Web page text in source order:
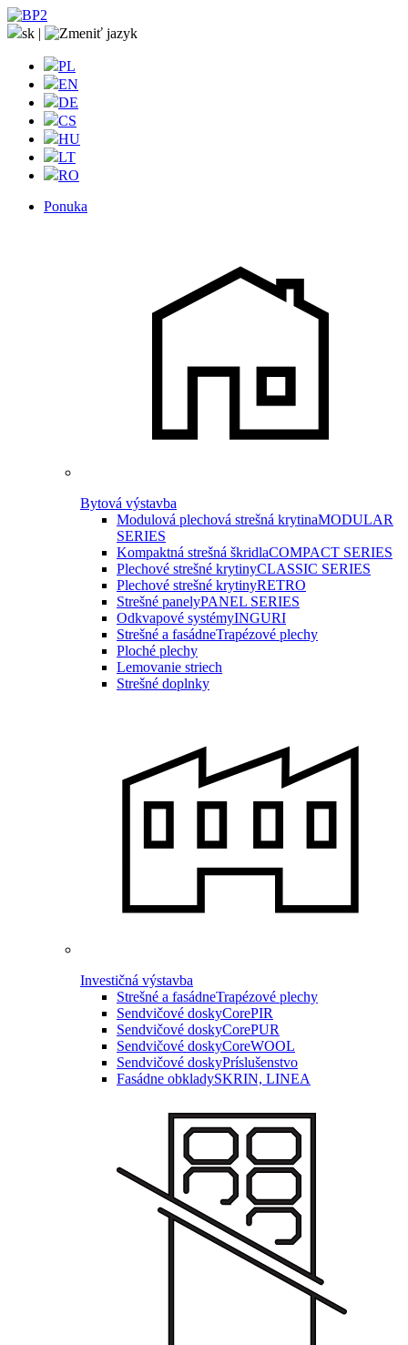
sk |
PL
EN
DE
CS
HU
LT
RO
Ponuka
Bytová výstavba
Modulová plechová strešná krytinaMODULAR
SERIES
Kompaktná strešná škridlaCOMPACT SERIES
Plechové strešné krytinyCLASSIC SERIES
Plechové strešné krytinyRETRO
Strešné panelyPANEL SERIES
Odkvapové systémyINGURI
Strešné a fasádneTrapézové plechy
Ploché plechy
Lemovanie striech
Strešné doplnky
Investičná výstavba
Strešné a fasádneTrapézové plechy
Sendvičové doskyCorePIR
Sendvičové doskyCorePUR
Sendvičové doskyCoreWOOL
Sendvičové doskyPríslušenstvo
Fasádne obkladySKRIN, LINEA